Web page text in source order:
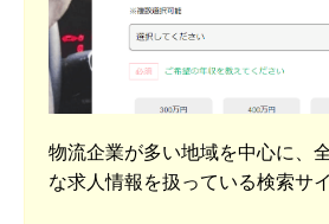
物流企業が多い地域を中心に、
な求人情報を扱っている検索サ